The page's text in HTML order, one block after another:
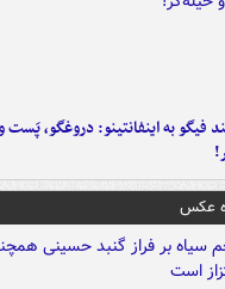
فیگو به اینفانتینو: دروغگو، پَست‌
عکس